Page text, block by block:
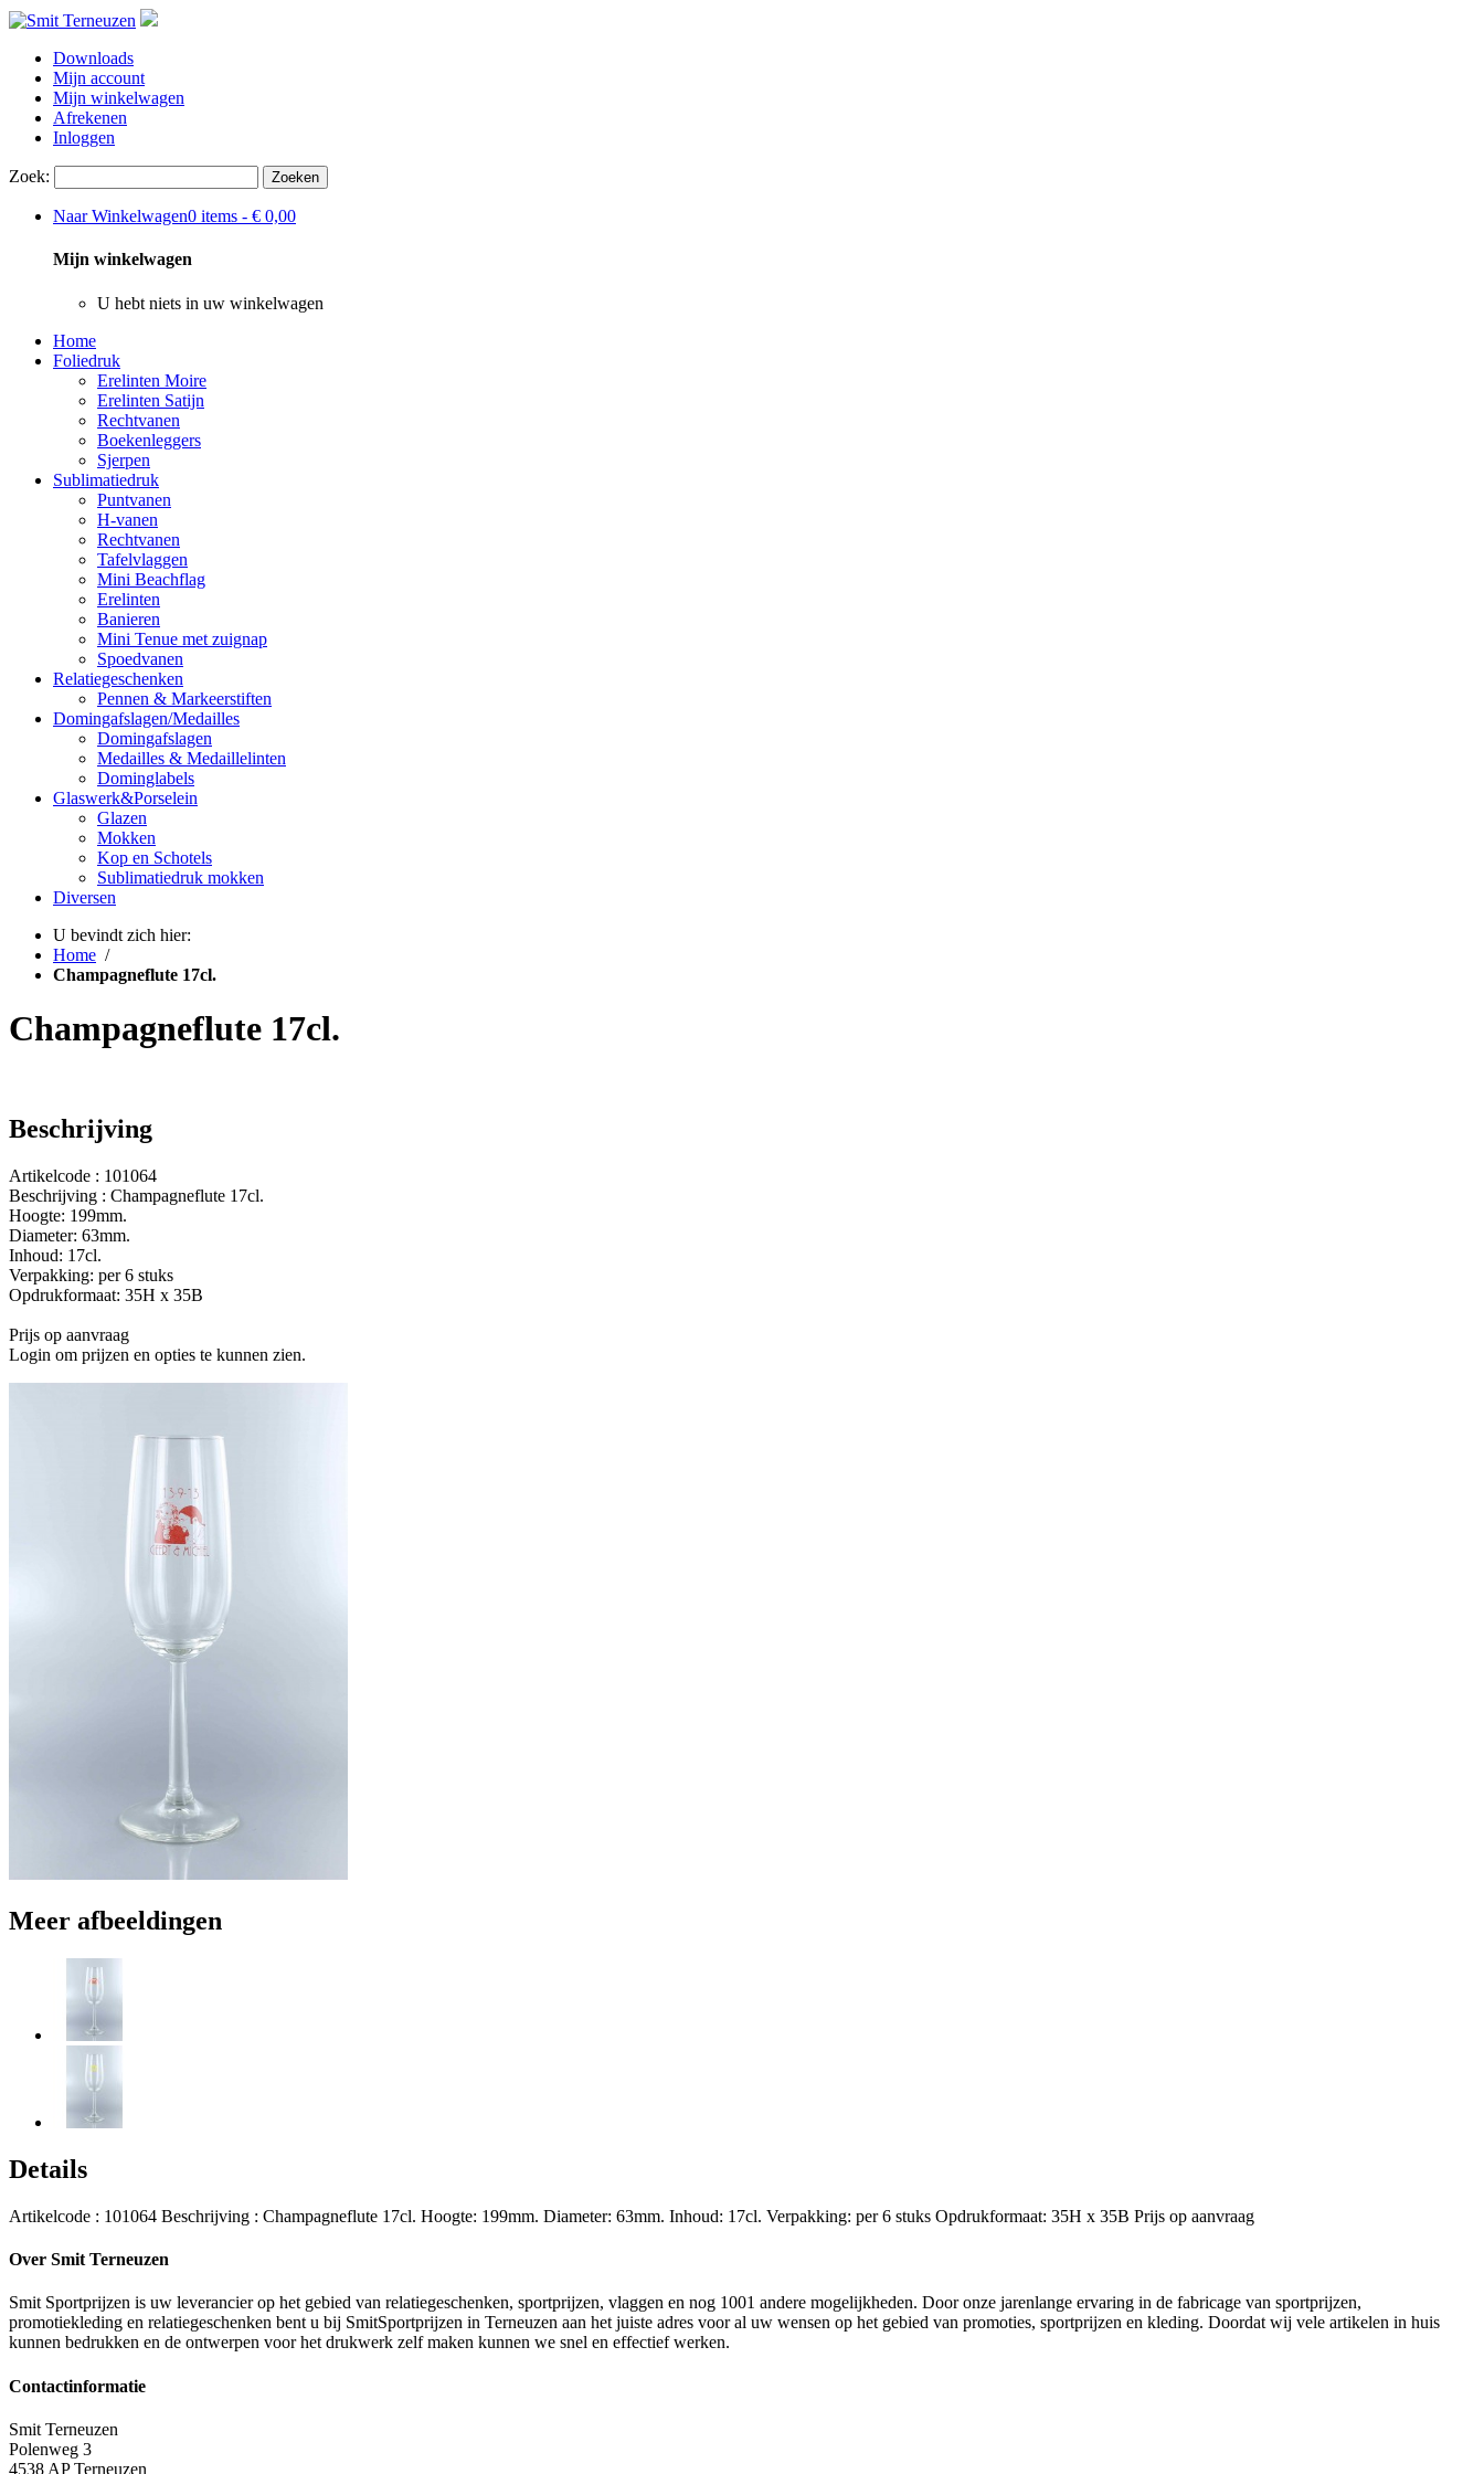
Downloads
Mijn account
Mijn winkelwagen
Afrekenen
Inloggen
Zoek: Zoeken
Naar Winkelwagen0 items - € 0,00
Mijn winkelwagen
U hebt niets in uw winkelwagen
Home
Foliedruk
Erelinten Moire
Erelinten Satijn
Rechtvanen
Boekenleggers
Sjerpen
Sublimatiedruk
Puntvanen
H-vanen
Rechtvanen
Tafelvlaggen
Mini Beachflag
Erelinten
Banieren
Mini Tenue met zuignap
Spoedvanen
Relatiegeschenken
Pennen & Markeerstiften
Domingafslagen/Medailles
Domingafslagen
Medailles & Medaillelinten
Dominglabels
Glaswerk&Porselein
Glazen
Mokken
Kop en Schotels
Sublimatiedruk mokken
Diversen
U bevindt zich hier:
Home /
Champagneflute 17cl.
Champagneflute 17cl.
Beschrijving
Artikelcode : 101064
Beschrijving : Champagneflute 17cl.
Hoogte: 199mm.
Diameter: 63mm.
Inhoud: 17cl.
Verpakking: per 6 stuks
Opdrukformaat: 35H x 35B
Prijs op aanvraag
Login om prijzen en opties te kunnen zien.
Meer afbeeldingen
Details
Artikelcode : 101064 Beschrijving : Champagneflute 17cl. Hoogte: 199mm. Diameter: 63mm. Inhoud: 17cl. Verpakking: per 6 stuks Opdrukformaat: 35H x 35B Prijs op aanvraag
Over Smit Terneuzen
Smit Sportprijzen is uw leverancier op het gebied van relatiegeschenken, sportprijzen, vlaggen en nog 1001 andere mogelijkheden. Door onze jarenlange ervaring in de fabricage van sportprijzen,
promotiekleding en relatiegeschenken bent u bij SmitSportprijzen in Terneuzen aan het juiste adres voor al uw wensen op het gebied van promoties, sportprijzen en kleding. Doordat wij vele artikelen in huis
kunnen bedrukken en de ontwerpen voor het drukwerk zelf maken kunnen we snel en effectief werken.
Contactinformatie
Smit Terneuzen
Polenweg 3
4538 AP Terneuzen